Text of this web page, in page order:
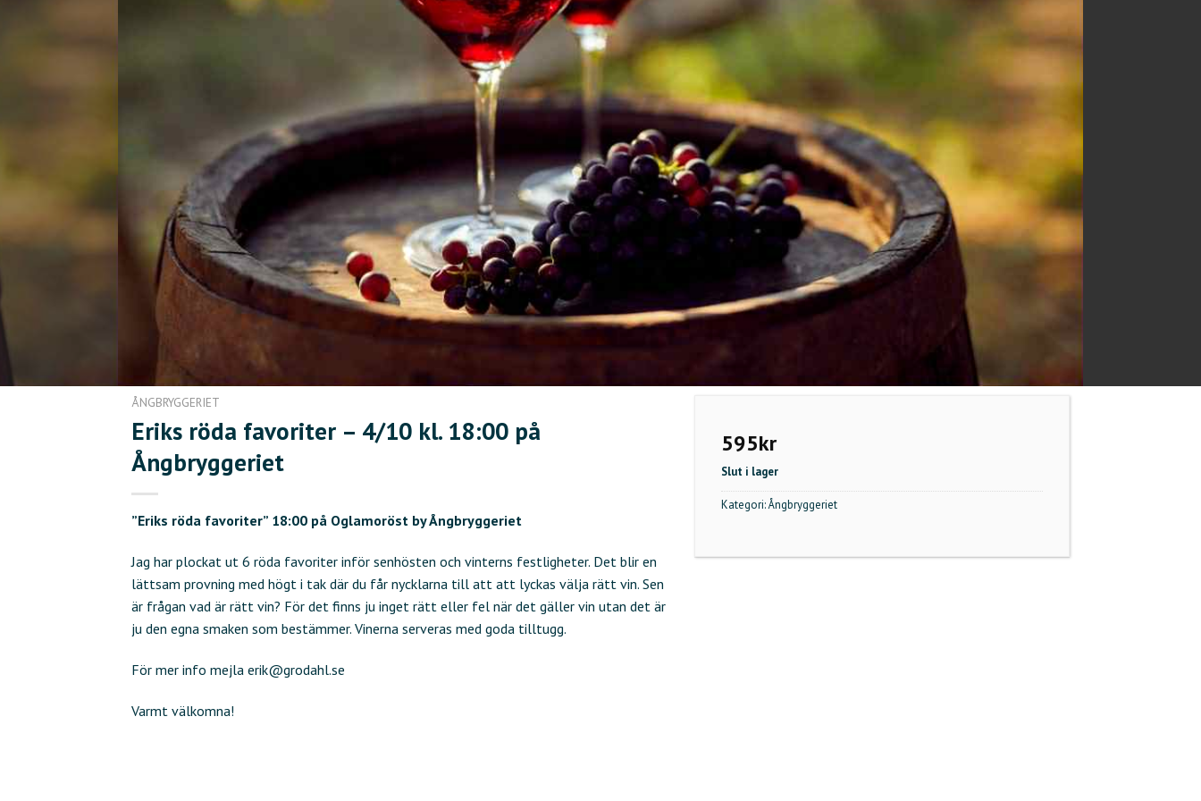
ÅNGBRYGGERIET
Eriks röda favoriter – 4/10 kl. 18:00 på
Ångbryggeriet
”Eriks röda favoriter” 18:00 på Oglamoröst by Ångbryggeriet
Jag har plockat ut 6 röda favoriter inför senhösten och vinterns festligheter. Det blir en
lättsam provning med högt i tak där du får nycklarna till att att lyckas välja rätt vin. Sen
är frågan vad är rätt vin? För det finns ju inget rätt eller fel när det gäller vin utan det är
ju den egna smaken som bestämmer. Vinerna serveras med goda tilltugg.
För mer info mejla erik@grodahl.se
Varmt välkomna!
595kr
Slut i lager
Kategori:Ångbryggeriet